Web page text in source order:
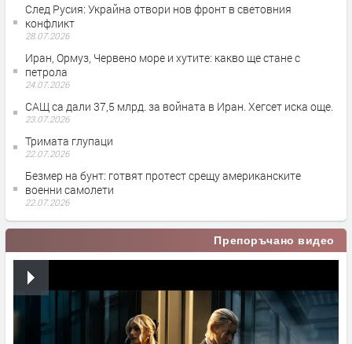
След Русия: Украйна отвори нов фронт в световния
конфликт
28.07.2026
Иран, Ормуз, Червено море и хутите: какво ще стане с
петрола
24.07.2026
САЩ са дали 37,5 млрд. за войната в Иран. Хегсет иска още.
23.07.2026
Тримата глупаци
22.07.2026
Безмер на бунт: готвят протест срещу американските
военни самолети
22.07.2026
Препоръчано видео